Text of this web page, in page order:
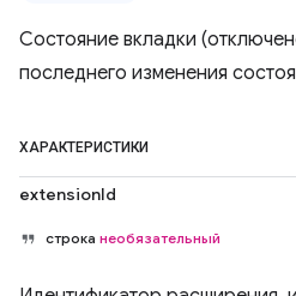
Состояние вкладки
последнего изменения
ХАРАКТЕРИСТИКИ
extensionId
строка необязательный